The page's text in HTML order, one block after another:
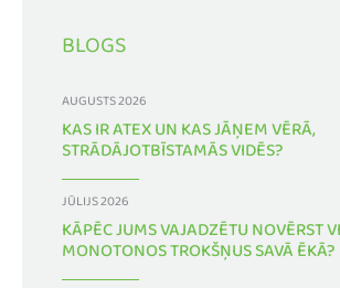
BLOGS
AUGUSTS 2026
KAS IR ATEX UN KAS JĀŅEM VĒRĀ,
STRĀDĀJOTBĪSTAMĀS VIDĒS?
JŪLIJS 2026
KĀPĒC JUMS VAJADZĒTU NOVĒRST
MONOTONOS TROKŠŅUS SAVĀ ĒKĀ?